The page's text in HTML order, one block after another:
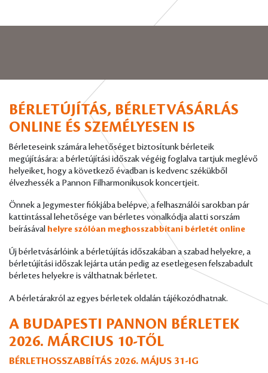
BÉRLETÚJÍTÁS, BÉRLETVÁSÁRLÁS
ONLINE ÉS SZEMÉLYESEN IS
Bérleteseink számára lehetőséget biztosítunk bérleteik
megújítására: a bérletújítási időszak végéig foglalva tartjuk meglévő
helyeiket, hogy a következő évadban is kedvenc székükből
élvezhessék a Pannon Filharmonikusok koncertjeit.
Önnek a Jegymester fiókjába belépve, a felhasználói sarokban pár
kattintással lehetősége van bérletes vonalkódja alatti sorszám
beírásával helyre szólóan meghosszabbítani bérletét online
Új bérletvásárlóink a bérletújítás időszakában a szabad helyekre, a
bérletújítási időszak lejárta után pedig az esetlegesen felszabadult
bérletes helyekre is válthatnak bérletet.
A bérletárakról az egyes bérletek oldalán tájékozódhatnak.
A BUDAPESTI PANNON BÉRLETEK
2026. MÁRCIUS 10-TŐL
BÉRLETHOSSZABBÍTÁS 2026. MÁJUS 31-IG